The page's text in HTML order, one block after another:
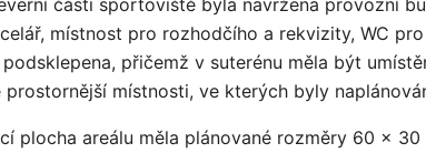
části sportoviště byla navržena provozní
místnost pro rozhodčího a rekvizity, WC
přičemž v suterénu měla být
prostornější místnosti, ve kterých byly
plocha areálu měla plánované rozměry 60 x 30